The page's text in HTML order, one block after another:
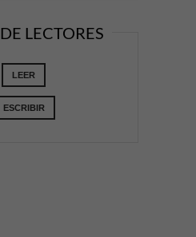
DE LECTORES
LEER
ESCRIBIR